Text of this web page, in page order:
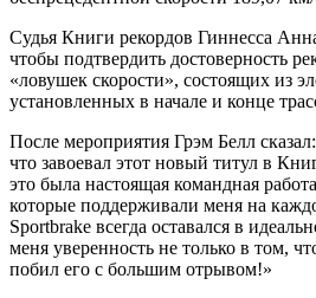
Судья Книги рекордов Гиннесса
чтобы подтвердить достоверность
«ловушек скорости», состоящих из
установленных в начале и конце
После мероприятия Грэм Белл
что завоевал этот новый титул в
это была настоящая командная
которые поддерживали меня на
Sportbrake всегда оставался в
меня уверенность не только в том,
побил его с большим отрывом!»